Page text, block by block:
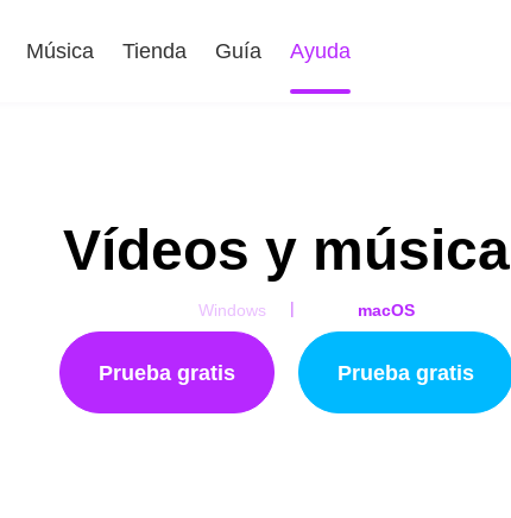
Música Tienda Guía Ayuda
Vídeos y música
Windows | macOS
Prueba gratis Prueba gratis